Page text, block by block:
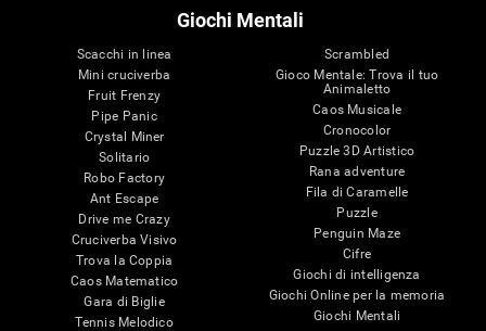
Giochi Mentali
Scacchi in linea
Mini cruciverba
Fruit Frenzy
Pipe Panic
Crystal Miner
Solitario
Robo Factory
Ant Escape
Drive me Crazy
Cruciverba Visivo
Trova la Coppia
Caos Matematico
Gara di Biglie
Tennis Melodico
Scrambled
Gioco Mentale: Trova il tuo
Animaletto
Caos Musicale
Cronocolor
Puzzle 3D Artistico
Rana adventure
Fila di Caramelle
Puzzle
Penguin Maze
Cifre
Giochi di intelligenza
Giochi Online per la memoria
Giochi Mentali